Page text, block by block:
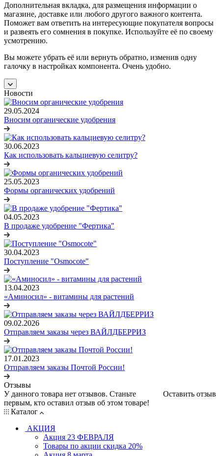
Дополнительная вкладка, для размещения информации о
магазине, доставке или любого другого важного контента.
Поможет вам ответить на интересующие покупателя вопросы
и развеять его сомнения в покупке. Используйте её по своему
усмотрению.
Вы можете убрать её или вернуть обратно, изменив одну
галочку в настройках компонента. Очень удобно.
Новости
29.05.2024
Вносим органические удобрения
30.06.2023
Как использовать кальциевую селитру?
25.05.2023
Формы органических удобрений
04.05.2023
В продаже удобрение "Фертика"
30.04.2023
Поступление "Osmocote"
13.04.2023
«Аминосил» - витамины для растений
09.02.2026
Отправляем заказы через ВАЙЛДБЕРРИЗ
17.01.2023
Отправляем заказы Почтой России!
Отзывы
Оставить отзыв
У данного товара нет отзывов. Станьте
первым, кто оставил отзыв об этом товаре!
Каталог
АКЦИЯ
Акция 23 ФЕВРАЛЯ
Товары по акции скидка 20%